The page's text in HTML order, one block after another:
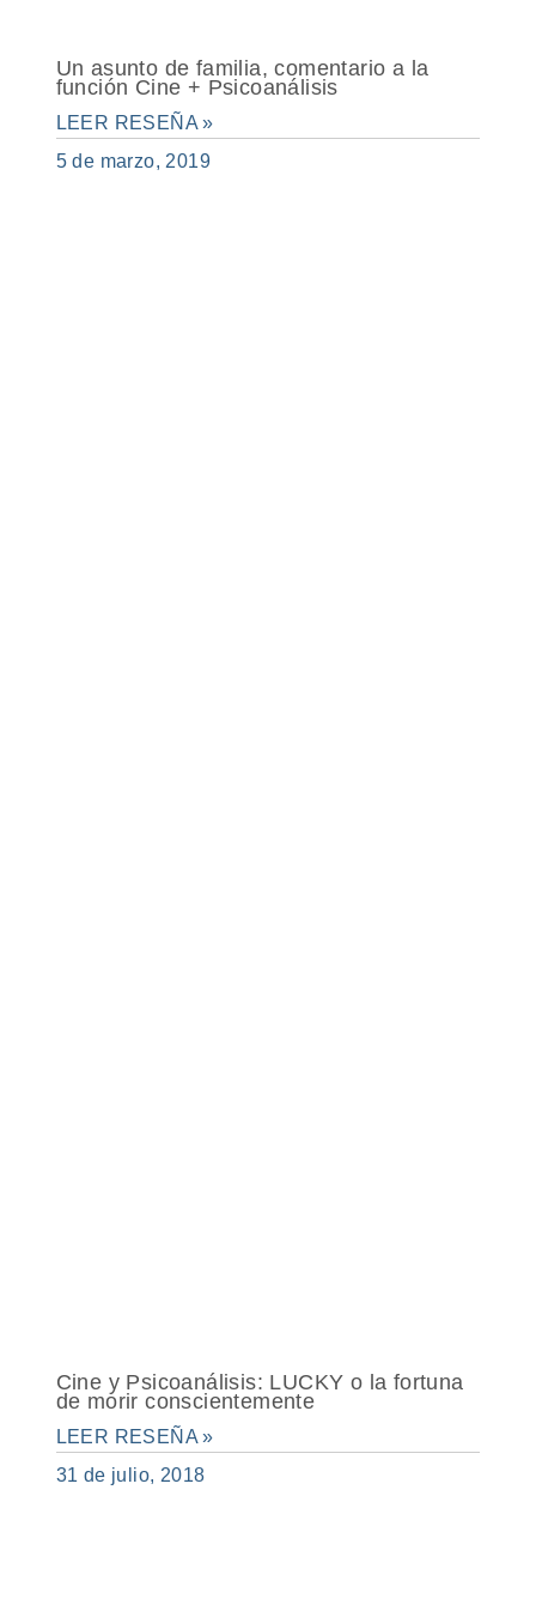
Un asunto de familia, comentario a la
función Cine + Psicoanálisis
LEER RESEÑA »
5 de marzo, 2019
Cine y Psicoanálisis: LUCKY o la fortuna
de morir conscientemente
LEER RESEÑA »
31 de julio, 2018